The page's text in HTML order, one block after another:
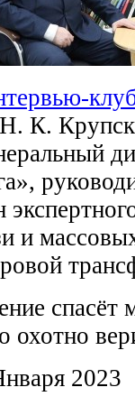
К.
и
охотно
2023